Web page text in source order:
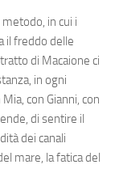
in cui i
il freddo delle
di Macaione ci
in ogni
con Gianni, con
di sentire il
dei canali
mare, la fatica del